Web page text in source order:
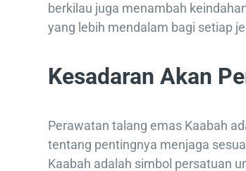
berkilau juga menambah
yang lebih mendalam bagi setiap
Kesadaran Akan
Perawatan talang emas Kaabah
tentang pentingnya menjaga
Kaabah adalah simbol persatuan